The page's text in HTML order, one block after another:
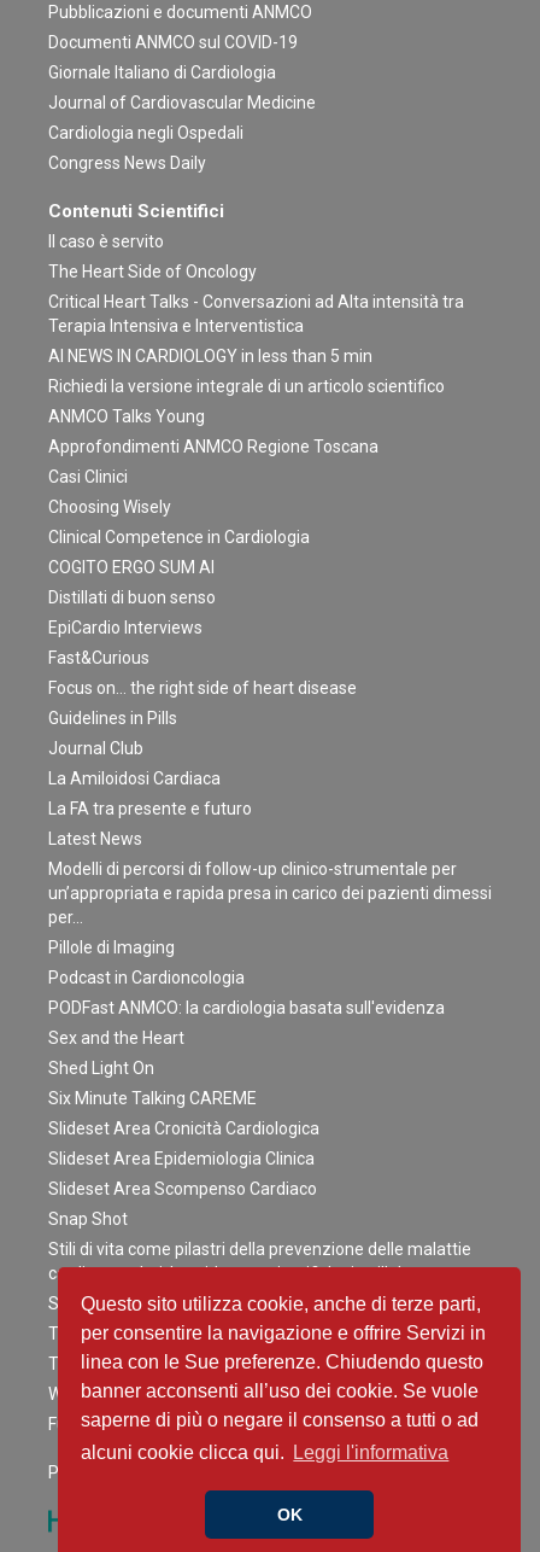
Questo sito utilizza cookie, anche di terze parti,
per consentire la navigazione e offrire Servizi in
linea con le Sue preferenze. Chiudendo questo
banner acconsenti all’uso dei cookie. Se vuole
saperne di più o negare il consenso a tutti o ad
alcuni cookie clicca qui.
Leggi l'informativa
OK
Pubblicazioni e documenti ANMCO
Documenti ANMCO sul COVID-19
Giornale Italiano di Cardiologia
Journal of Cardiovascular Medicine
Cardiologia negli Ospedali
Congress News Daily
Contenuti Scientifici
Il caso è servito
The Heart Side of Oncology
Critical Heart Talks - Conversazioni ad Alta intensità tra
Terapia Intensiva e Interventistica
AI NEWS IN CARDIOLOGY in less than 5 min
Richiedi la versione integrale di un articolo scientifico
ANMCO Talks Young
Approfondimenti ANMCO Regione Toscana
Casi Clinici
Choosing Wisely
Clinical Competence in Cardiologia
COGITO ERGO SUM AI
Distillati di buon senso
EpiCardio Interviews
Fast&Curious
Focus on… the right side of heart disease
Guidelines in Pills
Journal Club
La Amiloidosi Cardiaca
La FA tra presente e futuro
Latest News
Modelli di percorsi di follow-up clinico-strumentale per
un’appropriata e rapida presa in carico dei pazienti dimessi
per…
Pillole di Imaging
Podcast in Cardioncologia
PODFast ANMCO: la cardiologia basata sull'evidenza
Sex and the Heart
Shed Light On
Six Minute Talking CAREME
Slideset Area Cronicità Cardiologica
Slideset Area Epidemiologia Clinica
Slideset Area Scompenso Cardiaco
Snap Shot
Stili di vita come pilastri della prevenzione delle malattie
cardiovascolari: le evidenze scientifiche in pillole
Survey
Teamwork: Flyer in cardioncologia
Tips&Tricks
White Papers ANMCO
Fuori rubrica
Powered By